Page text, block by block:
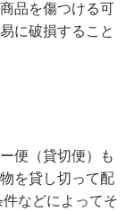
品を傷つける可
に破損すること
便（貸切便）も
を貸し切って配
などによってそ